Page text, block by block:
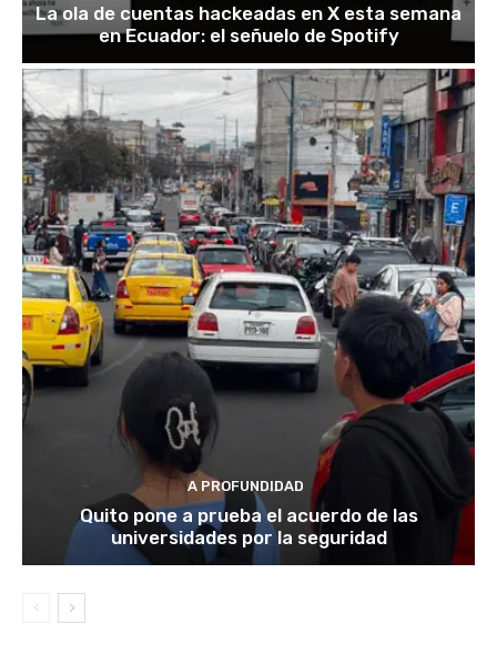
La ola de cuentas hackeadas en X esta semana
en Ecuador: el señuelo de Spotify
A PROFUNDIDAD
Quito pone a prueba el acuerdo de las
universidades por la seguridad